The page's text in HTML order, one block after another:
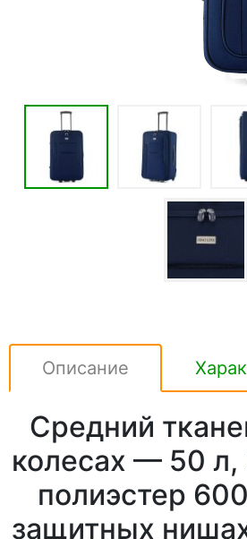
Описание
Средний
колесах — 50 л,
полиэстер
защитных